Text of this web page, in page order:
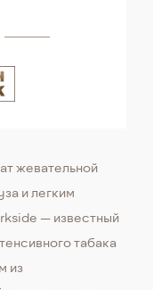
жевательной
и легким
— известный
табака
из